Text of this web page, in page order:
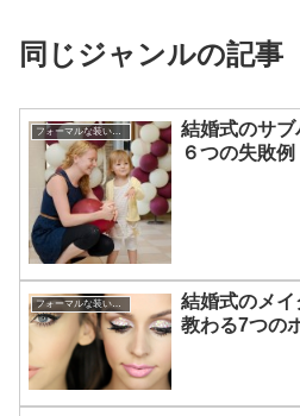
同じジャンルの記事
フォーマルな装いのアドバイス
結婚式のサ
６つの失敗例
フォーマルな装いのアドバイス
結婚式のメ
教わる7つの